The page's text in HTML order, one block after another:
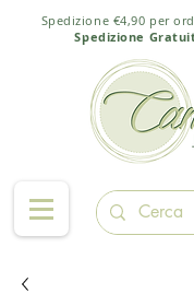
Spedizione €4,90 per
Spedizione